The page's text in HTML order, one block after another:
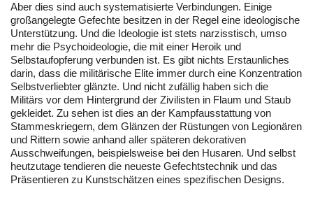
Aber dies sind auch systematisierte Verbindungen. Einige
großangelegte Gefechte besitzen in der Regel eine ideologische
Unterstützung. Und die Ideologie ist stets narzisstisch, umso
mehr die Psychoideologie, die mit einer Heroik und
Selbstaufopferung verbunden ist. Es gibt nichts Erstaunliches
darin, dass die militärische Elite immer durch eine Konzentration
Selbstverliebter glänzte. Und nicht zufällig haben sich die
Militärs vor dem Hintergrund der Zivilisten in Flaum und Staub
gekleidet. Zu sehen ist dies an der Kampfausstattung von
Stammeskriegern, dem Glänzen der Rüstungen von Legionären
und Rittern sowie anhand aller späteren dekorativen
Ausschweifungen, beispielsweise bei den Husaren. Und selbst
heutzutage tendieren die neueste Gefechtstechnik und das
Präsentieren zu Kunstschätzen eines spezifischen Designs.